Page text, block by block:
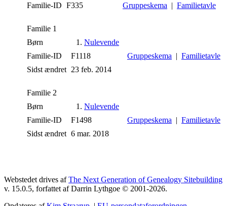
Familie-ID F335 Gruppeskema | Familietavle
Familie 1
Børn
1. Nulevende
Familie-ID
F1118 Gruppeskema | Familietavle
Sidst ændret 23 feb. 2014
Familie 2
Børn
1. Nulevende
Familie-ID
F1498 Gruppeskema | Familietavle
Sidst ændret 6 mar. 2018
Webstedet drives afThe Next Generation of Genealogy Sitebuilding
v. 15.0.5, forfattet af Darrin Lythgoe © 2001-2026.